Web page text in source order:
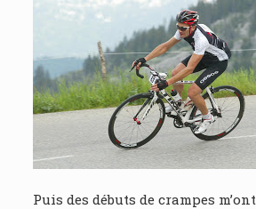
Puis des débuts de crampes